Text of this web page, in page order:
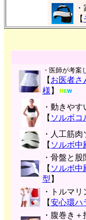
【
・医師が考案
【 お医者さ
様 】
・動きや
【 ソルボコ
・人工筋
【 ソルボ中
・骨盤と
【 ソルボ中
型 】
・トルマ
【安心環ハ
・腹巻き